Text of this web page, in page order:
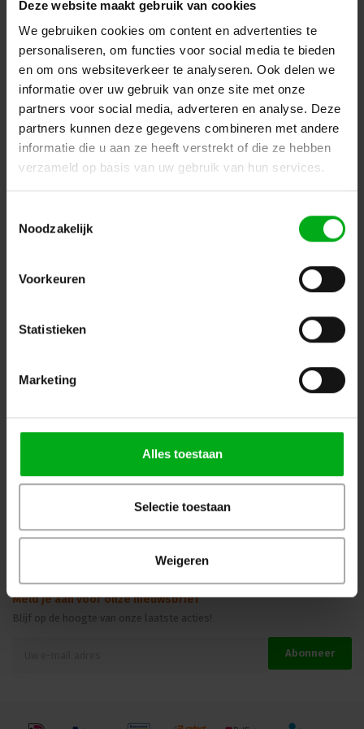
Deze website maakt gebruik van cookies
We gebruiken cookies om content en advertenties te
personaliseren, om functies voor social media te bieden
en om ons websiteverkeer te analyseren. Ook delen we
informatie over uw gebruik van onze site met onze
partners voor social media, adverteren en analyse. Deze
partners kunnen deze gegevens combineren met andere
informatie die u aan ze heeft verstrekt of die ze hebben
verzameld op basis van uw gebruik van hun services.
Noodzakelijk
Voorkeuren
Statistieken
Marketing
Alles toestaan
Selectie toestaan
Weigeren
Terug naar vorige pagina
Dé specialist podiumtechniek; van schets naar uitvoering
Kleine Tocht 32 1507 CA
Zaandam
+ 31 85 40 15 92 9
info@podiumtechniek.nl
Volg ons op Facebook
Volg ons op Instagram
Volg ons op Linkedin
Over Podiumtechniek
Veilig winkelen
Meld je aan voor onze nieuwsbrief
Blijf op de hoogte van onze laatste acties!
Abonneer